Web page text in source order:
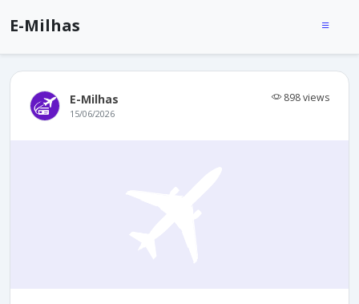
E-Milhas
E-Milhas 898 views
15/06/2026